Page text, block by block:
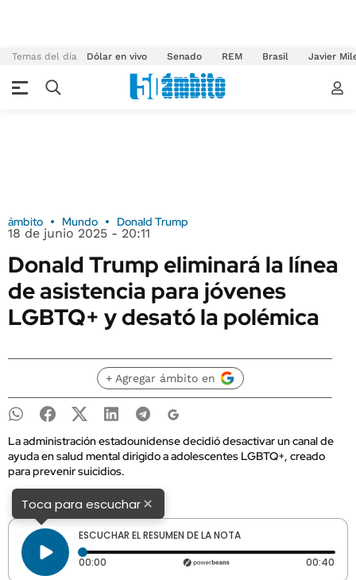
Temas del día Dólar en vivo Senado REM Brasil Javier
ámbito Mundo Donald Trump
18 de junio 2025 - 20:11
Donald Trump eliminará la línea
de asistencia para jóvenes
LGBTQ+ y desató la polémica
+ Agregar ámbito en
La administración estadounidense decidió desactivar un canal de
ayuda en salud mental dirigido a adolescentes LGBTQ+, creado
para prevenir suicidios.
Toca para escuchar×
ESCUCHAR EL RESUMEN DE LA NOTA
00:00 Tiempo transcurrido: 0 segundos 00:40